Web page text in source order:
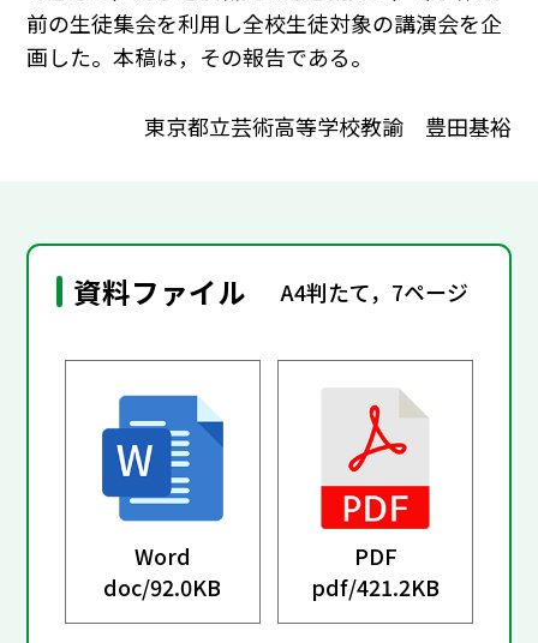
前の生徒集会を利用し全校生徒対象の講演会を企
画した。本稿は，その報告である。
東京都立芸術高等学校教諭 豊田基裕
資料ファイル A4判たて，7ページ
Word
doc/92.0KB
PDF
pdf/421.2KB